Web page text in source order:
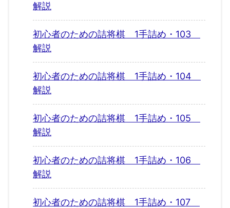
解説
初心者のための詰将棋 1手詰め・103
解説
初心者のための詰将棋 1手詰め・104
解説
初心者のための詰将棋 1手詰め・105
解説
初心者のための詰将棋 1手詰め・106
解説
初心者のための詰将棋 1手詰め・107